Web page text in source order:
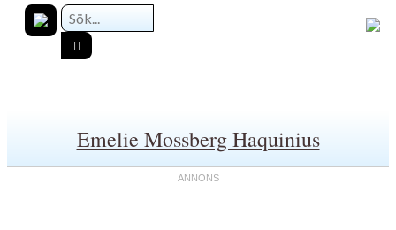
Emelie Mossberg Haquinius